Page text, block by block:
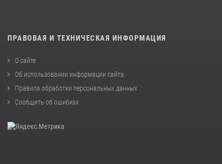
ПРАВОВАЯ И ТЕХНИЧЕСКАЯ ИНФОРМАЦИЯ
О сайте
Об использовании информации сайта
Правила обработки персональных данных
Сообщить об ошибках